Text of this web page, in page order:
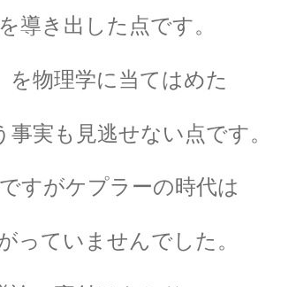
献】【中性子を発見しガン治療に
径】
導き出した点です。
物理学に当てはめた
実も見逃せない点です。
すがケプラーの時代は
っていませんでした。